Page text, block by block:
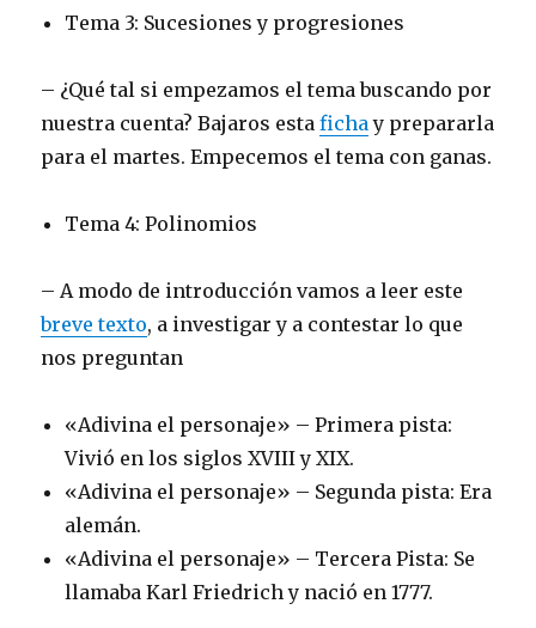
Tema 3: Sucesiones y progresiones
– ¿Qué tal si empezamos el tema buscando por
nuestra cuenta? Bajaros estafichay prepararla
para el martes. Empecemos el tema con ganas.
Tema 4: Polinomios
– A modo de introducción vamos a leer este
breve texto, a investigar y a contestar lo que
nos preguntan
«Adivina el personaje» – Primera pista:
Vivió en los siglos XVIII y XIX.
«Adivina el personaje» – Segunda pista: Era
alemán.
«Adivina el personaje» – Tercera Pista: Se
llamaba Karl Friedrich y nació en 1777.